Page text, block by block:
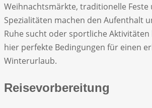
Weihnachtsmärkte, traditionelle Feste
Spezialitäten machen den Aufenthalt
Ruhe sucht oder sportliche
hier perfekte Bedingungen für einen
Winterurlaub.
Reisevorbereitung